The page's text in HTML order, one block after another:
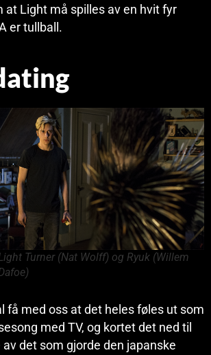
at Light må spilles av en hvit fyr
er tullball.
Turner (Nat Wolff) og Ryuk (Willem
få med oss at det heles føles ut som
med TV, og kortet det ned til
det som gjorde den japanske